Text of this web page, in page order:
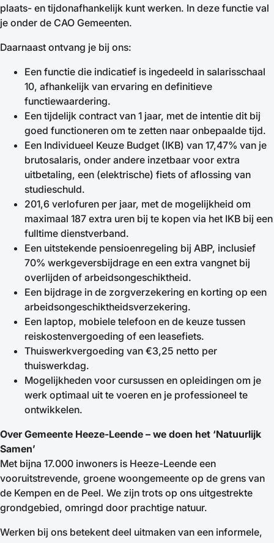
plaats- en tijdonafhankelijk kunt werken. In deze functie val
je onder de CAO Gemeenten.
Daarnaast ontvang je bij ons:
Een functie die indicatief is ingedeeld in salarisschaal
10, afhankelijk van ervaring en definitieve
functiewaardering.
Een tijdelijk contract van 1 jaar, met de intentie dit bij
goed functioneren om te zetten naar onbepaalde tijd.
Een Individueel Keuze Budget (IKB) van 17,47% van je
brutosalaris, onder andere inzetbaar voor extra
uitbetaling, een (elektrische) fiets of aflossing van
studieschuld.
201,6 verlofuren per jaar, met de mogelijkheid om
maximaal 187 extra uren bij te kopen via het IKB bij een
fulltime dienstverband.
Een uitstekende pensioenregeling bij ABP, inclusief
70% werkgeversbijdrage en een extra vangnet bij
overlijden of arbeidsongeschiktheid.
Een bijdrage in de zorgverzekering en korting op een
arbeidsongeschiktheidsverzekering.
Een laptop, mobiele telefoon en de keuze tussen
reiskostenvergoeding of een leasefiets.
Thuiswerkvergoeding van €3,25 netto per
thuiswerkdag.
Mogelijkheden voor cursussen en opleidingen om je
werk optimaal uit te voeren en je professioneel te
ontwikkelen.
Over Gemeente Heeze-Leende – we doen het ‘Natuurlijk
Samen’
Met bijna 17.000 inwoners is Heeze-Leende een
vooruitstrevende, groene woongemeente op de grens van
de Kempen en de Peel. We zijn trots op ons uitgestrekte
grondgebied, omringd door prachtige natuur.
Werken bij ons betekent deel uitmaken van een informele,